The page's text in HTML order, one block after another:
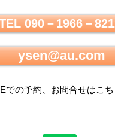
090－1966－
ysen@au.com
での予約、お問合せはこ